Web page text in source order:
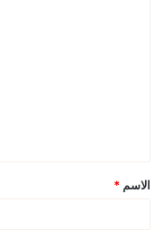
*
الاسم *